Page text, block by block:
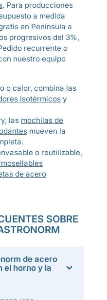
. Para producciones
a medida
en Península a
progresivos del 3%,
recurrente o
nuestro equipo
o calor, combina las
isotérmicos y
las mochilas de
mueven la
o reutilizable,
de acero
SOBRE
de acero
el horno y la